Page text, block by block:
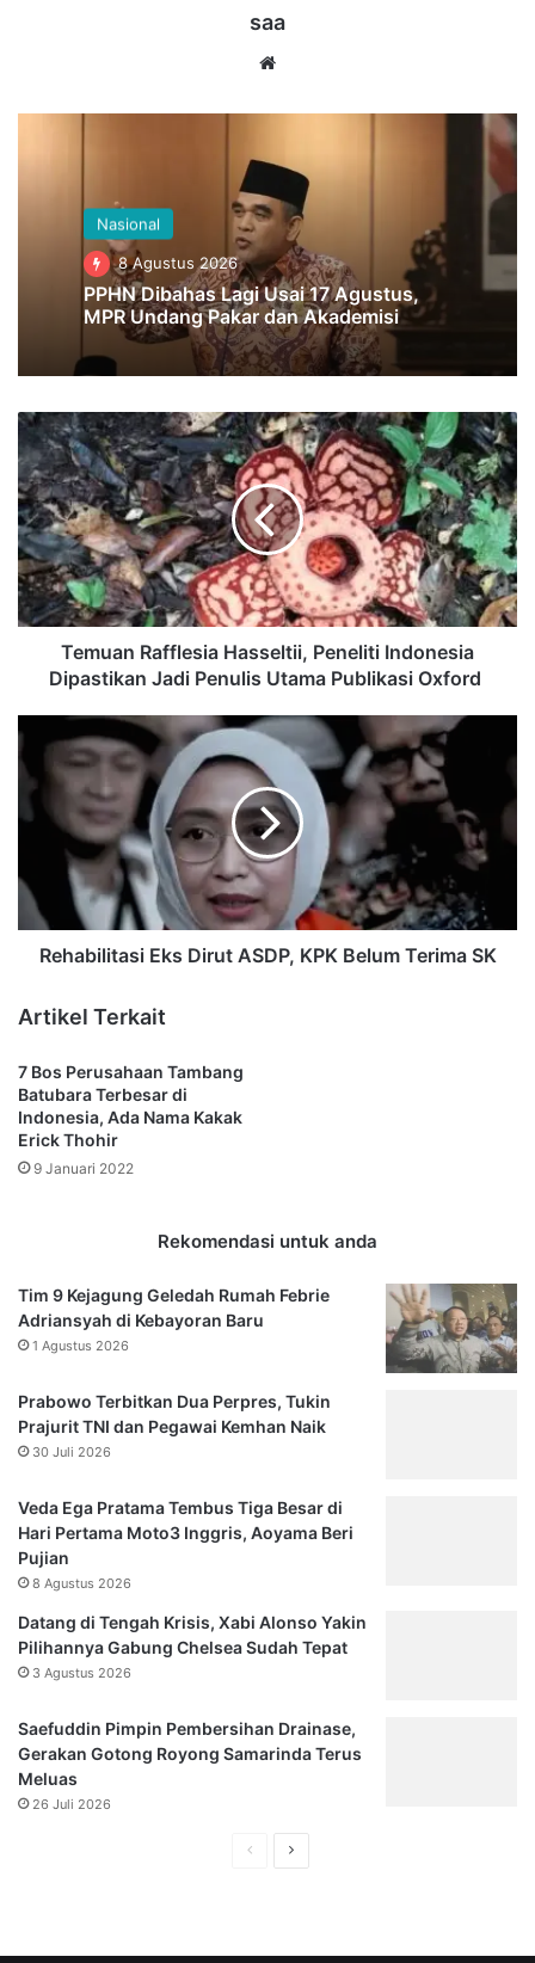
saa
Nasional
8 Agustus 2026
PPHN Dibahas Lagi Usai 17 Agustus,
MPR Undang Pakar dan Akademisi
Temuan
Rafflesia
Hasseltii,
Peneliti
Indonesia
Dipastikan
Jadi
Penulis
Utama
Publikasi
Oxford
Temuan Rafflesia Hasseltii, Peneliti Indonesia
Dipastikan Jadi Penulis Utama Publikasi Oxford
Dirut
KPK
Terima
SK
Rehabilitasi Eks Dirut ASDP, KPK Belum Terima SK
Artikel Terkait
7 Bos Perusahaan Tambang
Batubara Terbesar di
Indonesia, Ada Nama Kakak
Erick Thohir
9 Januari 2022
Rekomendasi untuk anda
Tim 9 Kejagung Geledah Rumah Febrie
Adriansyah di Kebayoran Baru
1 Agustus 2026
Prabowo Terbitkan Dua Perpres, Tukin
Prajurit TNI dan Pegawai Kemhan Naik
30 Juli 2026
Veda Ega Pratama Tembus Tiga Besar di
Hari Pertama Moto3 Inggris, Aoyama Beri
Pujian
8 Agustus 2026
Datang di Tengah Krisis, Xabi Alonso Yakin
Pilihannya Gabung Chelsea Sudah Tepat
3 Agustus 2026
Saefuddin Pimpin Pembersihan Drainase,
Gerakan Gotong Royong Samarinda Terus
Meluas
26 Juli 2026
HalamanHalaman